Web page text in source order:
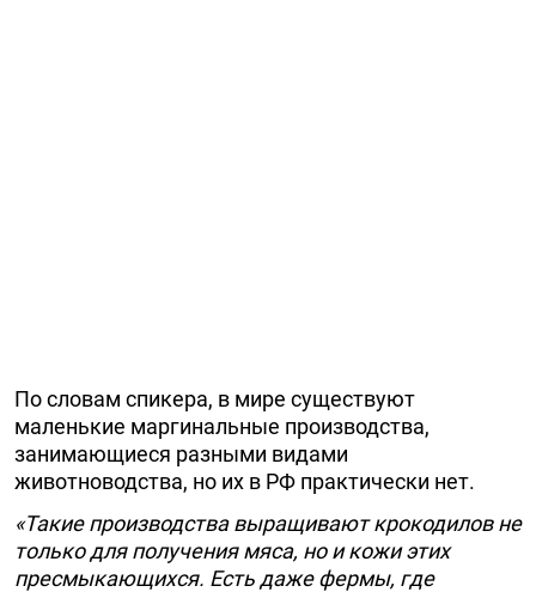
По словам спикера, в мире существуют
маленькие маргинальные производства,
занимающиеся разными видами
животноводства, но их в РФ практически нет.
«Такие производства выращивают крокодилов не
только для получения мяса, но и кожи этих
пресмыкающихся. Есть даже фермы, где